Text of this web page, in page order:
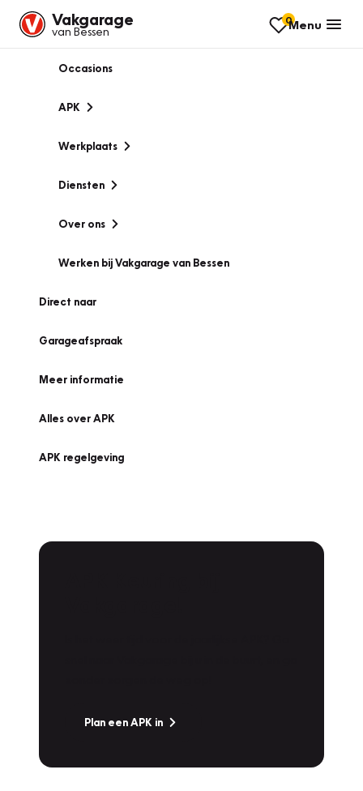
Vakgarage
van Bessen
0Menu
Occasions
APK
Werkplaats
Diensten
Over ons
Werken bij Vakgarage van Bessen
Direct naar
Garageafspraak
Meer informatie
Alles over APK
APK regelgeving
Plan een APK in